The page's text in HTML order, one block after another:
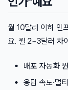
월 10달러 이하 인
요. 월 2~3달러 차
배포 자동화
응답 속도·멀